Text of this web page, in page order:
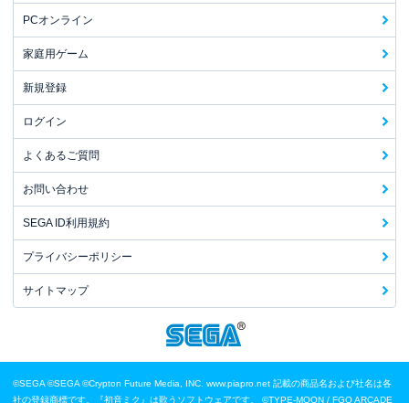
PCオンライン
家庭用ゲーム
新規登録
ログイン
よくあるご質問
お問い合わせ
SEGA ID利用規約
プライバシーポリシー
サイトマップ
©SEGA ©SEGA ©Crypton Future Media, INC. www.piapro.net 記載の商品名および社名は各
社の登録商標です。『初音ミク』は歌うソフトウェアです。
©TYPE-MOON / FGO ARCADE